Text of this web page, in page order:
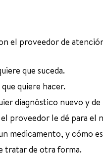
el proveedor de
que suceda.
quiere hacer.
diagnóstico nuevo y
proveedor le dé para el
medicamento, y cómo
tratar de otra forma.